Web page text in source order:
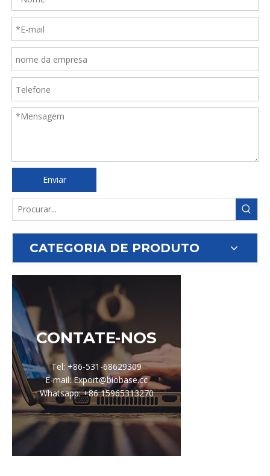
Enviar
CATEGORIA DE PRODUTO
CONTATE-NOS
Tel: +86-531-68629309
E-mail: Export@biobase.cc
Whatsapp: +86 15965313270